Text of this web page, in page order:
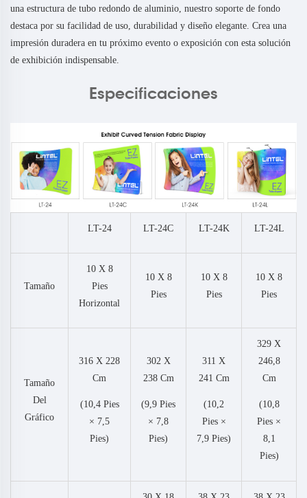
una estructura de tubo redondo de aluminio, nuestro soporte de fondo
destaca por su facilidad de uso, durabilidad y diseño elegante. Crea una
impresión duradera en tu próximo evento o exposición con esta solución
de exhibición indispensable.
Especificaciones
LT-24 LT-24C LT-24K LT-24L
Tamaño
10 X 8
Pies
Horizontal
10 X 8
Pies
10 X 8
Pies
10 X 8
Pies
Tamaño
Del
Gráfico
316 X 228
Cm
(10,4 Pies
× 7,5
Pies)
302 X
238 Cm
(9,9 Pies
× 7,8
Pies)
311 X
241 Cm
(10,2
Pies ×
7,9 Pies)
329 X
246,8
Cm
(10,8
Pies ×
8,1
Pies)